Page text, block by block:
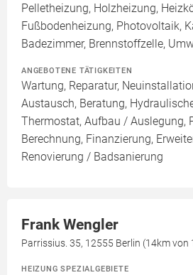
Pelletheizung, Holzheizung,
Fußbodenheizung, Photovoltaik,
Badezimmer, Brennstoffzelle,
ANGEBOTENE TÄTIGKEITEN
Wartung, Reparatur,
Austausch, Beratung,
Thermostat, Aufbau / Auslegung,
Berechnung, Finanzierung,
Renovierung / Badsanierung
Frank Wengler
Parrissius. 35, 12555 Berlin (14km von
HEIZUNG SPEZIALGEBIETE